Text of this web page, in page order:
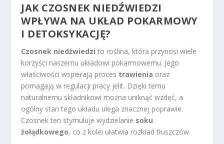
JAK CZOSNEK NIEDŹWIEDZI
WPŁYWA NA UKŁAD POKARMOWY
I DETOKSYKACJĘ?
Czosnek niedźwiedzi to roślina, która przynosi wiele
korzyści naszemu układowi pokarmowemu. Jego
właściwości wspierają proces trawienia oraz
pomagają w regulacji pracy jelit. Dzięki temu
naturalnemu składnikowi można uniknąć wzdęć, a
ogólny stan tego układu ulega znacznej poprawie.
Czosnek ten stymuluje wydzielanie soku
żołądkowego, co z kolei ułatwia rozkład tłuszczów.